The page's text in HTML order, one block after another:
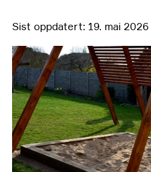
Sist oppdatert: 19. mai